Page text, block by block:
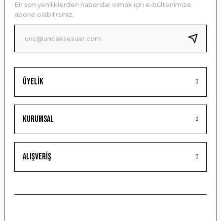
Ürün bilgilerinde hatalar bulunuyor.
Ürün fiyatı diğer sitelerden daha pahalı.
Bu ürüne benzer farklı alternatifler olmalı.
Gönder
Üyelik
Kurumsal
Alışveriş
En son yeniliklerden haberdar olmak için e-bültenimize
abone olabilirsiniz.